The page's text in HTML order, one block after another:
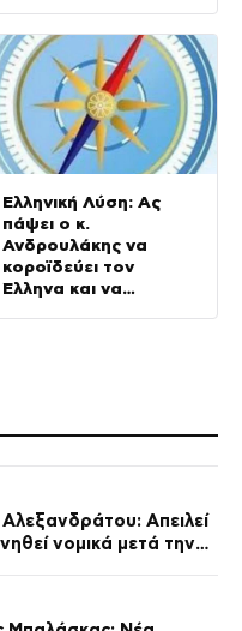
Ελληνική Λύση: Ας
πάψει ο κ.
Ανδρουλάκης να
κοροϊδεύει τον
Έλληνα και να
Απειλεί
νομικά μετά την